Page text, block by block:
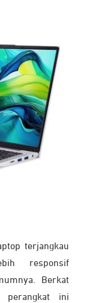
terjangkau
responsif
Berkat
perangkat ini